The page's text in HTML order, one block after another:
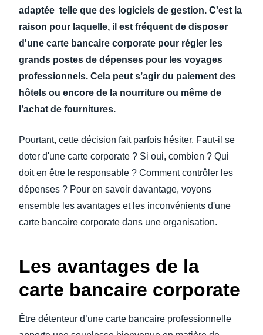
adaptée telle que des logiciels de gestion. C'est la
raison pour laquelle, il est fréquent de disposer
d'une carte bancaire corporate pour régler les
grands postes de dépenses pour les voyages
professionnels. Cela peut s’agir du paiement des
hôtels ou encore de la nourriture ou même de
l’achat de fournitures.
Pourtant, cette décision fait parfois hésiter. Faut-il se
doter d'une carte corporate ? Si oui, combien ? Qui
doit en être le responsable ? Comment contrôler les
dépenses ? Pour en savoir davantage, voyons
ensemble les avantages et les inconvénients d'une
carte bancaire corporate dans une organisation.
Les avantages de la
carte bancaire corporate
Être détenteur d’une carte bancaire professionnelle